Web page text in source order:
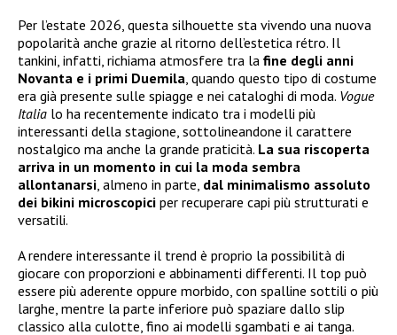
Per l’estate 2026, questa silhouette sta vivendo una nuova
popolarità anche grazie al ritorno dell’estetica rétro. Il
tankini, infatti, richiama atmosfere tra la fine degli anni
Novanta e i primi Duemila, quando questo tipo di costume
era già presente sulle spiagge e nei cataloghi di moda. Vogue
Italia lo ha recentemente indicato tra i modelli più
interessanti della stagione, sottolineandone il carattere
nostalgico ma anche la grande praticità. La sua riscoperta
arriva in un momento in cui la moda sembra
allontanarsi, almeno in parte, dal minimalismo assoluto
dei bikini microscopici per recuperare capi più strutturati e
versatili.
A rendere interessante il trend è proprio la possibilità di
giocare con proporzioni e abbinamenti differenti. Il top può
essere più aderente oppure morbido, con spalline sottili o più
larghe, mentre la parte inferiore può spaziare dallo slip
classico alla culotte, fino ai modelli sgambati e ai tanga.